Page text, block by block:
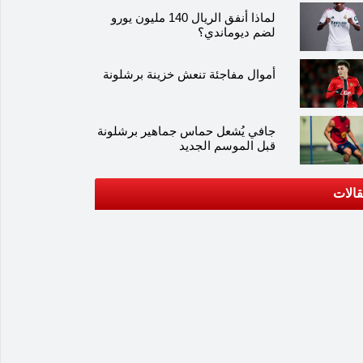
لماذا أنفق الريال 140 مليون يورو
لضم ديوماندي؟
أموال مفاجئة تنعش خزينة برشلونة
جافي يُشعل حماس جماهير برشلونة
قبل الموسم الجديد